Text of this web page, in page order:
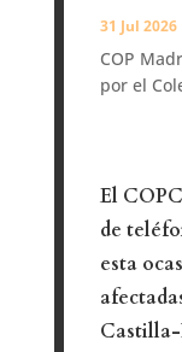
31 Jul 2026
COP
por el
El
de
esta